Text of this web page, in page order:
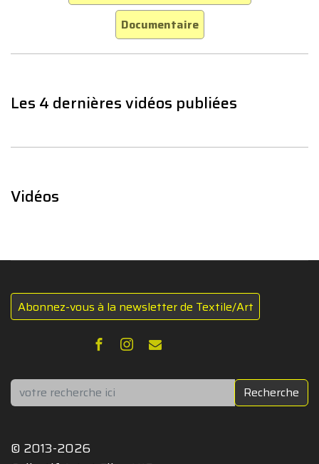
Documentaire
Les 4 dernières vidéos publiées
Vidéos
Abonnez-vous à la newsletter de Textile/Art
Rechercher Recherche
© 2013-2026